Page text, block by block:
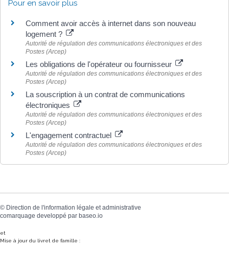
Pour en savoir plus
Comment avoir accès à internet dans son nouveau
logement ?
Autorité de régulation des communications électroniques et des
Postes (Arcep)
Les obligations de l'opérateur ou fournisseur
Autorité de régulation des communications électroniques et des
Postes (Arcep)
La souscription à un contrat de communications
électroniques
Autorité de régulation des communications électroniques et des
Postes (Arcep)
L'engagement contractuel
Autorité de régulation des communications électroniques et des
Postes (Arcep)
© Direction de l'information légale et administrative
comarquage developpé par baseo.io
et
Mise à jour du livret de famille :